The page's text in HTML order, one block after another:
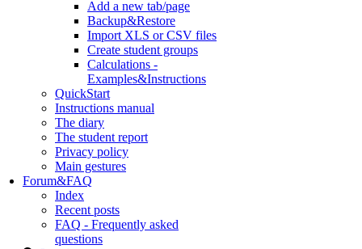
Add a new tab/page
Backup&Restore
Import XLS or CSV files
Create student groups
Calculations -
Examples&Instructions
QuickStart
Instructions manual
The diary
The student report
Privacy policy
Main gestures
Forum&FAQ
Index
Recent posts
FAQ - Frequently asked
questions